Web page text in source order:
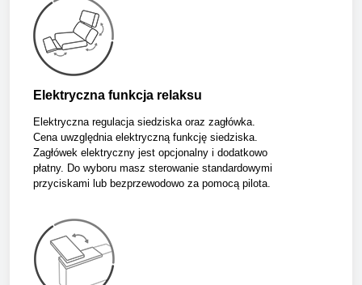
Elektryczna funkcja relaksu
Elektryczna regulacja siedziska oraz zagłówka.
Cena uwzględnia elektryczną funkcję siedziska.
Zagłówek elektryczny jest opcjonalny i dodatkowo
płatny. Do wyboru masz sterowanie standardowymi
przyciskami lub bezprzewodowo za pomocą pilota.